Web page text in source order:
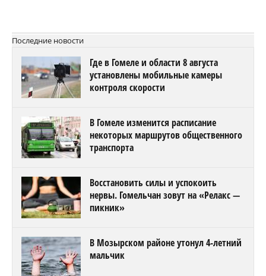
Последние новости
Где в Гомеле и области 8 августа
установлены мобильные камеры
контроля скорости
В Гомеле изменится расписание
некоторых маршрутов общественного
транспорта
Восстановить силы и успокоить
нервы. Гомельчан зовут на «Релакс —
пикник»
В Мозырском районе утонул 4-летний
мальчик